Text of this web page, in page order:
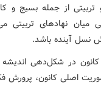
از جمله بسیج و
نهادهای تربیتی
نسل آینده باشد.
کانون در شکل‌دهی
اصلی کانون، پرورش